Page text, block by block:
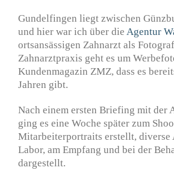
Gundelfingen liegt zwischen
und hier war ich über die Agentur
ortsansässigen Zahnarzt als
Zahnarztpraxis geht es um
Kundenmagazin ZMZ, dass es
Jahren gibt.
Nach einem ersten Briefing mit der
ging es eine Woche später zum
Mitarbeiterportraits erstellt, diverse
Labor, am Empfang und bei der
dargestellt.